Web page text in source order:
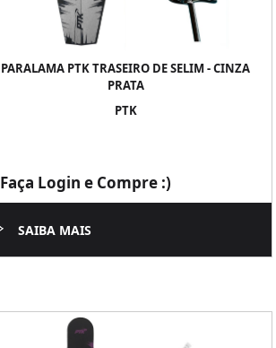
PARALAMA PTK TRASEIRO DE SELIM - CINZA
PRATA
PTK
Faça Login e Compre :)
SAIBA MAIS